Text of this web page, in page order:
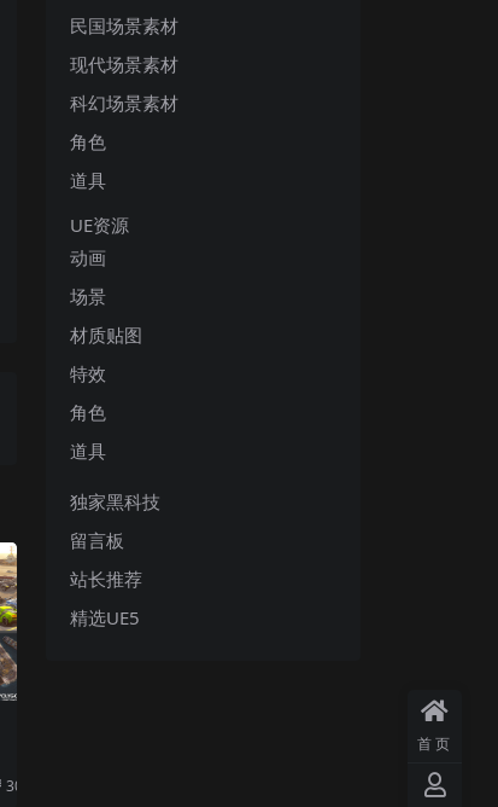
30
民国场景素材
现代场景素材
科幻场景素材
角色
道具
UE资源
动画
场景
材质贴图
特效
角色
道具
独家黑科技
留言板
站长推荐
精选UE5
首页